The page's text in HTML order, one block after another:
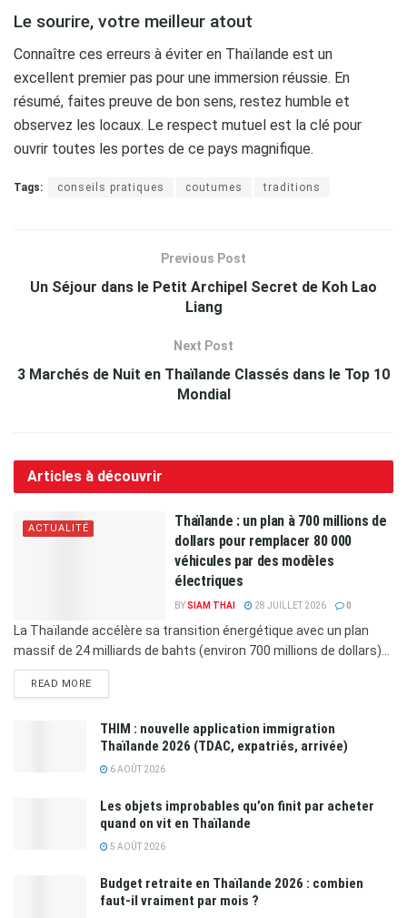
Le sourire, votre meilleur atout
Connaître ces erreurs à éviter en Thaïlande est un
excellent premier pas pour une immersion réussie. En
résumé, faites preuve de bon sens, restez humble et
observez les locaux. Le respect mutuel est la clé pour
ouvrir toutes les portes de ce pays magnifique.
Tags: conseils pratiques coutumes traditions
Previous Post
Un Séjour dans le Petit Archipel Secret de Koh Lao
Liang
Next Post
3 Marchés de Nuit en Thaïlande Classés dans le Top 10
Mondial
Articles à découvrir
ACTUALITÉ
Thaïlande : un plan à 700 millions de
dollars pour remplacer 80 000
véhicules par des modèles
électriques
BYSIAM THAI 28 JUILLET 2026 0
La Thaïlande accélère sa transition énergétique avec un plan
massif de 24 milliards de bahts (environ 700 millions de dollars)...
READ MORE
THIM : nouvelle application immigration
Thaïlande 2026 (TDAC, expatriés, arrivée)
6 AOÛT 2026
Les objets improbables qu’on finit par acheter
quand on vit en Thaïlande
5 AOÛT 2026
Budget retraite en Thaïlande 2026 : combien
faut-il vraiment par mois ?